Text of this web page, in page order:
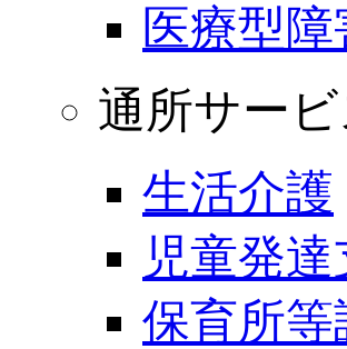
医療型
通所サー
生活介護
児童発
保育所